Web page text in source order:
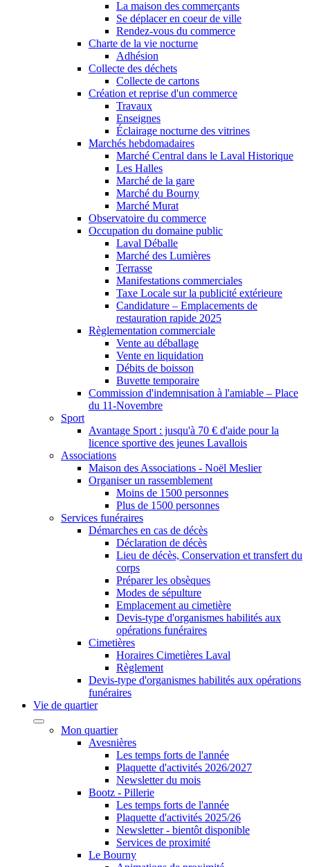
La maison des commerçants
Se déplacer en coeur de ville
Rendez-vous du commerce
Charte de la vie nocturne
Adhésion
Collecte des déchets
Collecte de cartons
Création et reprise d'un commerce
Travaux
Enseignes
Éclairage nocturne des vitrines
Marchés hebdomadaires
Marché Central dans le Laval Historique
Les Halles
Marché de la gare
Marché du Bourny
Marché Murat
Observatoire du commerce
Occupation du domaine public
Laval Déballe
Marché des Lumières
Terrasse
Manifestations commerciales
Taxe Locale sur la publicité extérieure
Candidature – Emplacements de
restauration rapide 2025
Règlementation commerciale
Vente au déballage
Vente en liquidation
Débits de boisson
Buvette temporaire
Commission d'indemnisation à l'amiable – Place
du 11-Novembre
Sport
Avantage Sport : jusqu'à 70 € d'aide pour la
licence sportive des jeunes Lavallois
Associations
Maison des Associations - Noël Meslier
Organiser un rassemblement
Moins de 1500 personnes
Plus de 1500 personnes
Services funéraires
Démarches en cas de décès
Déclaration de décès
Lieu de décès, Conservation et transfert du
corps
Préparer les obsèques
Modes de sépulture
Emplacement au cimetière
Devis-type d'organismes habilités aux
opérations funéraires
Cimetières
Horaires Cimetières Laval
Règlement
Devis-type d'organismes habilités aux opérations
funéraires
Vie de quartier
Mon quartier
Avesnières
Les temps forts de l'année
Plaquette d'activités 2026/2027
Newsletter du mois
Bootz - Pillerie
Les temps forts de l'année
Plaquette d'activités 2025/26
Newsletter - bientôt disponible
Services de proximité
Le Bourny